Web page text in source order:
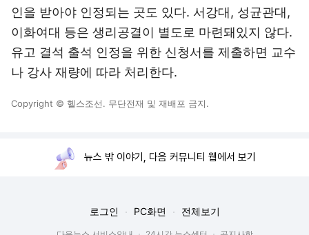
인을 받아야 인정되는 곳도 있다. 서강대, 성균관대,
이화여대 등은 생리공결이 별도로 마련돼있지 않다.
유고 결석 출석 인정을 위한 신청서를 제출하면 교수
나 강사 재량에 따라 처리한다.
Copyright © 헬스조선. 무단전재 및 재배포 금지.
뉴스 밖 이야기, 다음 커뮤니티 웹에서 보기
로그인 PC화면 전체보기